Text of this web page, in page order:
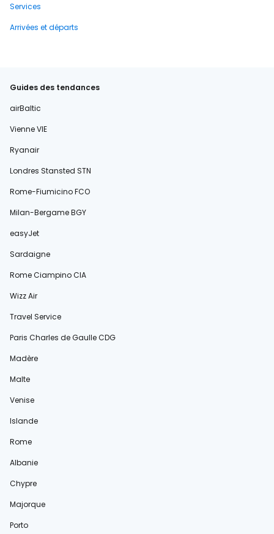
Services
Arrivées et départs
Guides des tendances
airBaltic
Vienne VIE
Ryanair
Londres Stansted STN
Rome-Fiumicino FCO
Milan-Bergame BGY
easyJet
Sardaigne
Rome Ciampino CIA
Wizz Air
Travel Service
Paris Charles de Gaulle CDG
Madère
Malte
Venise
Islande
Rome
Albanie
Chypre
Majorque
Porto